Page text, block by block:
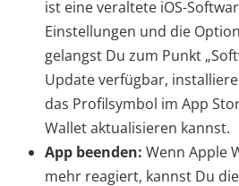
ist eine veraltete iOS-
Einstellungen und die
gelangst Du zum Punkt
Update verfügbar,
das Profilsymbol im App
Wallet aktualisieren kannst.
App beenden: Wenn Apple
mehr reagiert, kannst Du